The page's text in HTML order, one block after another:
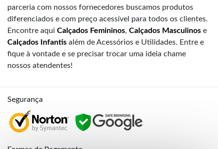
parceria com nossos fornecedores buscamos produtos
diferenciados e com preço acessível para todos os clientes.
Encontre aqui Calçados Femininos, Calçados Masculinos e
Calçados Infantis além de Acessórios e Utilidades. Entre e
fique à vontade e se precisar trocar uma ideia chame
nossos atendentes!
Segurança